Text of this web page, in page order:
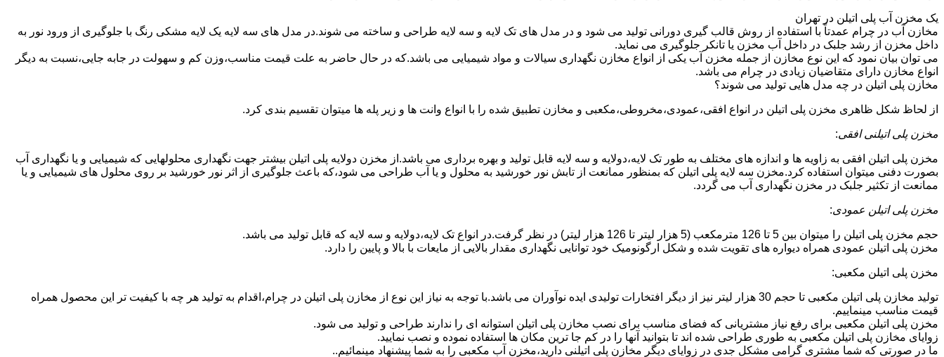
یک مخزن آب پلی اتیلن در تهران
مخازن آب در چرام عمدتاً با استفاده از روش قالب گیری دورانی تولید می شود و در مدل های تک لایه و سه لایه طراحی و ساخته می شوند.در مدل های سه لایه یک لایه مشکی رنگ با جلوگیری از ورود نور به
داخل مخزن از رشد جلبک در داخل آب مخزن یا تانکر جلوگیری می نماید.
می توان بیان نمود که این نوع مخازن از جمله مخزن آب یکی از انواع مخازن نگهداری سیالات و مواد شیمیایی می باشد.که در حال حاضر به علت قیمت مناسب،وزن کم و سهولت در جابه جایی،نسبت به دیگر
انواع مخازن دارای متقاضیان زیادی در چرام می باشد.
مخازن پلی اتیلن در چه مدل هایی تولید می شوند؟
از لحاظ شکل ظاهری مخزن پلی اتیلن در انواع افقی،عمودی،مخروطی،مکعبی و مخازن تطبیق شده را با انواع وانت ها و زیر پله ها میتوان تقسیم بندی کرد.
مخزن پلی اتیلنی افقی:
مخزن پلی اتیلن افقی به زاویه ها و اندازه های مختلف به طور تک لایه،دولایه و سه لایه قابل تولید و بهره برداری می باشد.از مخزن دولایه پلی اتیلن بیشتر جهت نگهداری محلولهایی که شیمیایی و یا نگهداری آب
بصورت دفنی میتوان استفاده کرد.مخزن سه لایه پلی اتیلن که بمنظور ممانعت از تابش نور خورشید به محلول و یا آب طراحی می شود،که باعث جلوگیری از اثر نور خورشید بر روی محلول های شیمیایی و یا
ممانعت از تکثیر جلبک در مخزن نگهداری آب می گردد.
مخزن پلی اتیلن عمودی:
حجم مخزن پلی اتیلن را میتوان بین 5 تا 126 مترمکعب (5 هزار لیتر تا 126 هزار لیتر) در نظر گرفت.در انواع تک لایه،دولایه و سه لایه که قابل تولید می باشد.
مخزن پلی اتیلن عمودی همراه دیواره های تقویت شده و شکل ارگونومیک خود توانایی نگهداری مقدار بالایی از مایعات با بالا و پایین را دارد.
مخزن پلی اتیلن مکعبی:
تولید مخازن پلی اتیلن مکعبی تا حجم 30 هزار لیتر نیز از دیگر افتخارات تولیدی ایده نوآوران می باشد.با توجه به نیاز این نوع از مخازن پلی اتیلن در چرام،اقدام به تولید هر چه با کیفیت تر این محصول همراه
قیمت مناسب مینماییم.
مخزن پلی اتیلن مکعبی برای رفع نیاز مشتریانی که فضای مناسب برای نصب مخازن پلی اتیلن استوانه ای را ندارند طراحی و تولید می شود.
زوایای مخازن پلی اتیلن مکعبی به طوری طراحی شده اند تا بتوانید آنها را در کم جا ترین مکان ها استفاده نموده و نصب نمایید.
ما در صورتی که شما مشتری گرامی مشکل جدی در زوایای دیگر مخازن پلی اتیلنی دارید،مخزن آب مکعبی را به شما پیشنهاد مینمائیم..